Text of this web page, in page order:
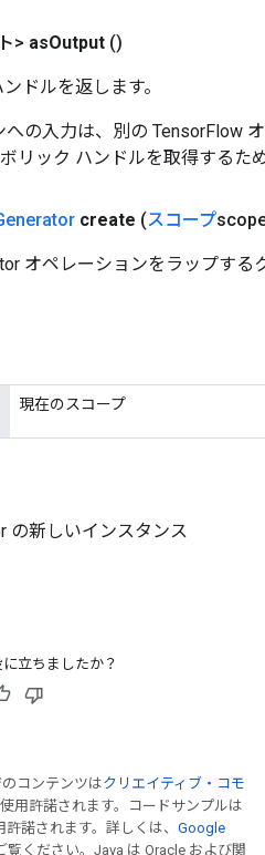
> asOutput ()
ドルを返します。
の入力は、別の TensorFlow
リック ハンドルを取得するた
create (スコープ
オペレーションをラップす
現在のスコープ
の新しいインスタンス
立ちましたか？
コンテンツはクリエイティブ・コモ
用許諾されます。コードサンプルは
許諾されます。詳しくは、 Google
覧ください。Java は Oracle および関